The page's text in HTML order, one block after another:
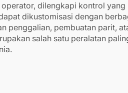
dilengkapi kontrol
dikustomisasi dengan
penggalian, pembuatan parit,
salah satu peralatan